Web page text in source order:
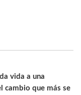
vida a una
cambio que más se